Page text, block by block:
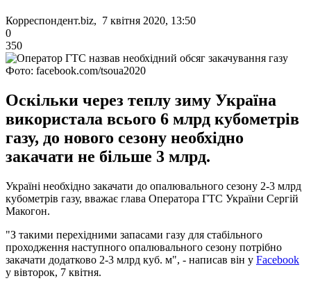
Корреспондент.biz, 7 квітня 2020, 13:50
0
350
Фото: facebook.com/tsoua2020
Оскільки через теплу зиму Україна
використала всього 6 млрд кубометрів
газу, до нового сезону необхідно
закачати не більше 3 млрд.
Україні необхідно закачати до опалювального сезону 2-3 млрд
кубометрів газу, вважає глава Оператора ГТС України Сергій
Макогон.
"З такими перехідними запасами газу для стабільного
проходження наступного опалювального сезону потрібно
закачати додатково 2-3 млрд куб. м", - написав він у Facebook
у вівторок, 7 квітня.